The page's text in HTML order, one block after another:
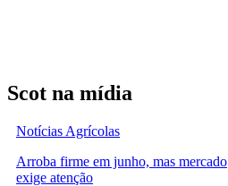
Scot na mídia
Notícias Agrícolas
Arroba firme em junho, mas mercado
exige atenção